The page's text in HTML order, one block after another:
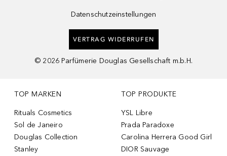
Datenschutzeinstellungen
VERTRAG WIDERRUFEN
© 2026 Parfümerie Douglas Gesellschaft m.b.H.
TOP MARKEN
Rituals Cosmetics
Sol de Janeiro
Douglas Collection
Stanley
TOP PRODUKTE
YSL Libre
Prada Paradoxe
Carolina Herrera Good Girl
DIOR Sauvage